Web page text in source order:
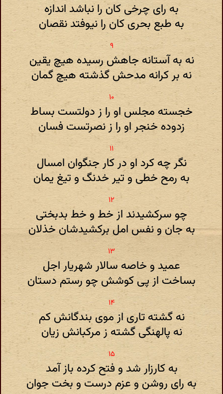
به رای چرخی کان را نباشد اندازه
به طبع بحری کان را نیوفتد نقصان
نه به آستانه جاهش رسیده هیچ یقین
نه بر کرانه مدحش گذشته هیچ گمان
خجسته مجلس او را ز دولتست بساط
زدوده خنجر او را ز نصرتست فسان
نگر چه کرد او در کار جنگوان امسال
به رمح خطی و تیر خدنگ و تیغ یمان
چو سرکشیدند از خط و خط بدبختی
به جان و نفس امل برکشیدشان خذلان
عمید و خاصه سالار شهریار اجل
بساخت از پی کوشش چو رستم دستان
نه گشته تاری از موی بندگانش کم
نه پالهنگی گشته ز مرکبانش زیان
به کارزار شد و فتح کرده باز آمد
به رای روشن و عزم درست و بخت جوان